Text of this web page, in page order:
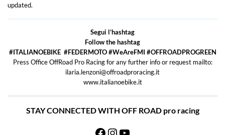
updated.
Segui l’hashtag
Follow the hashtag
#ITALIANOEBIKE #FEDERMOTO #WeAreFMI #OFFROADPROGREEN
Press Office OffRoad Pro Racing for any further info or request mailto:
ilaria.lenzoni@offroadproracing.it
www.italianoebike.it
STAY CONNECTED WITH OFF ROAD pro racing
Facebook
Instagram
YouTube